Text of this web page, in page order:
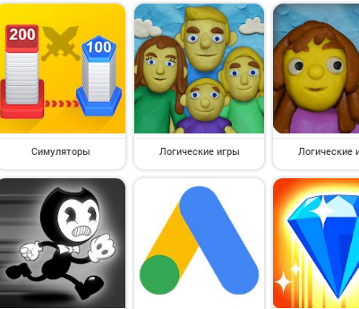
Симуляторы Логические игры Логические